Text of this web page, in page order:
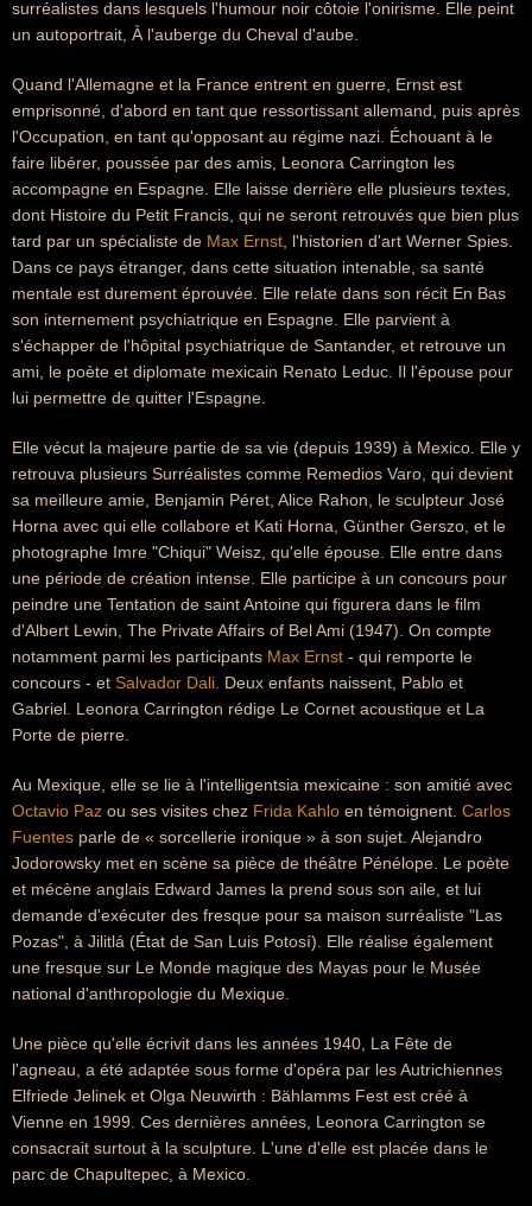
surréalistes dans lesquels l'humour noir côtoie l'onirisme. Elle peint
un autoportrait, À l'auberge du Cheval d'aube.
Quand l'Allemagne et la France entrent en guerre, Ernst est
emprisonné, d'abord en tant que ressortissant allemand, puis après
l'Occupation, en tant qu'opposant au régime nazi. Échouant à le
faire libérer, poussée par des amis, Leonora Carrington les
accompagne en Espagne. Elle laisse derrière elle plusieurs textes,
dont Histoire du Petit Francis, qui ne seront retrouvés que bien plus
tard par un spécialiste de Max Ernst , l'historien d'art Werner Spies.
Dans ce pays étranger, dans cette situation intenable, sa santé
mentale est durement éprouvée. Elle relate dans son récit En Bas
son internement psychiatrique en Espagne. Elle parvient à
s'échapper de l'hôpital psychiatrique de Santander, et retrouve un
ami, le poète et diplomate mexicain Renato Leduc. Il l'épouse pour
lui permettre de quitter l'Espagne.
Elle vécut la majeure partie de sa vie (depuis 1939) à Mexico. Elle y
retrouva plusieurs Surréalistes comme Remedios Varo, qui devient
sa meilleure amie, Benjamin Péret, Alice Rahon, le sculpteur José
Horna avec qui elle collabore et Kati Horna, Günther Gerszo, et le
photographe Imre "Chiqui" Weisz, qu'elle épouse. Elle entre dans
une période de création intense. Elle participe à un concours pour
peindre une Tentation de saint Antoine qui figurera dans le film
d'Albert Lewin, The Private Affairs of Bel Ami (1947). On compte
notamment parmi les participants Max Ernst - qui remporte le
concours - et Salvador Dali . Deux enfants naissent, Pablo et
Gabriel. Leonora Carrington rédige Le Cornet acoustique et La
Porte de pierre.
Au Mexique, elle se lie à l'intelligentsia mexicaine : son amitié avec
Octavio Paz ou ses visites chez Frida Kahlo en témoignent. Carlos
Fuentes parle de « sorcellerie ironique » à son sujet. Alejandro
Jodorowsky met en scène sa pièce de théâtre Pénélope. Le poète
et mécène anglais Edward James la prend sous son aile, et lui
demande d'exécuter des fresque pour sa maison surréaliste "Las
Pozas", à Jilitlá (État de San Luis Potosí). Elle réalise également
une fresque sur Le Monde magique des Mayas pour le Musée
national d'anthropologie du Mexique.
Une pièce qu'elle écrivit dans les années 1940, La Fête de
l'agneau, a été adaptée sous forme d'opéra par les Autrichiennes
Elfriede Jelinek et Olga Neuwirth : Bählamms Fest est créé à
Vienne en 1999. Ces dernières années, Leonora Carrington se
consacrait surtout à la sculpture. L'une d'elle est placée dans le
parc de Chapultepec, à Mexico.